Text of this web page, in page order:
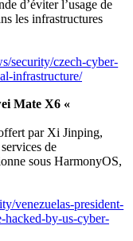
d’éviter l’usage de
les infrastructures
security/czech-cyber-
infrastructure/
Mate X6 «
par Xi Jinping,
de
sous HarmonyOS,
venezuelas-president-
hacked-by-us-cyber-